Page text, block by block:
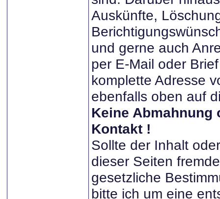
Auskünfte,
und gerne auch
per E-Mail oder
komplette Adresse
ebenfalls oben auf
Keine Abmahnung
Kontakt !
Sollte der Inhalt
dieser Seiten
gesetzliche
bitte ich um eine